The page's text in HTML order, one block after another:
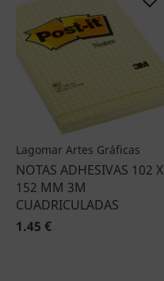
Lagomar Artes Gráficas
NOTAS ADHESIVAS 102 X
152 MM 3M
CUADRICULADAS
1.45 €